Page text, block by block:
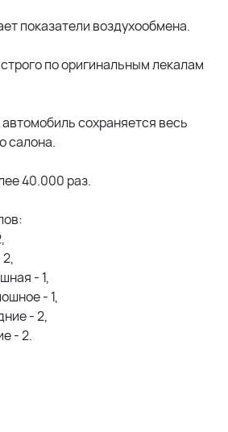
показатели воздухообмена.
по оригинальным лекалам
сохраняется весь
салона.
40.000 раз.
- 1,
- 1,
- 2,
- 2.